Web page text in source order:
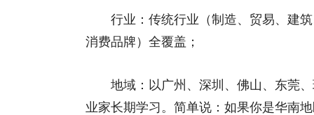
行业：传统行业（制造、贸易、建筑
消费品牌）全覆盖；
地域：以广州、深圳、佛山、东莞、
业家长期学习。简单说：如果你是华南